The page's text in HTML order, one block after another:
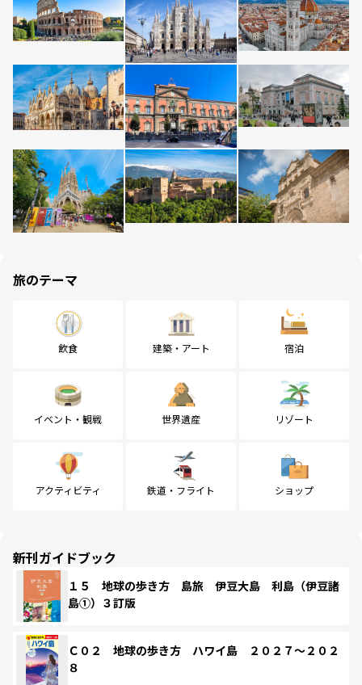
旅のテーマ
飲食 建築・アート 宿泊
イベント・観戦 世界遺産 リゾート
アクティビティ 鉄道・フライト ショップ
新刊ガイドブック
１５ 地球の歩き方 島旅 伊豆大島 利島（伊豆諸
島①）３訂版
Ｃ０２ 地球の歩き方 ハワイ島 ２０２７～２０２
８